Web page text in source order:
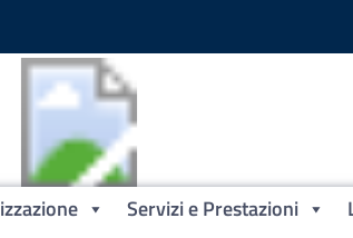
Servizi e Prestazioni